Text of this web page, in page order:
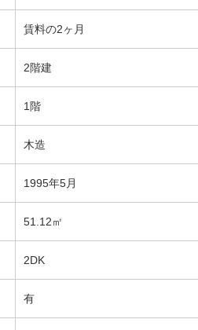
賃料の2ヶ月
2階建
1階
木造
1995年5月
51.12㎡
2DK
有